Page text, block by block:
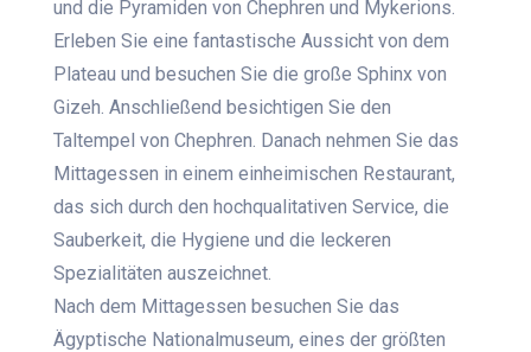
und die Pyramiden von Chephren und Mykerions.
Erleben Sie eine fantastische Aussicht von dem
Plateau und besuchen Sie die große Sphinx von
Gizeh. Anschließend besichtigen Sie den
Taltempel von Chephren. Danach nehmen Sie das
Mittagessen in einem einheimischen Restaurant,
das sich durch den hochqualitativen Service, die
Sauberkeit, die Hygiene und die leckeren
Spezialitäten auszeichnet.
Nach dem Mittagessen besuchen Sie das
Ägyptische Nationalmuseum, eines der größten